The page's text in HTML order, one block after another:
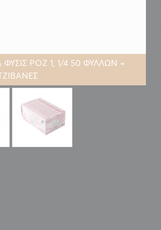
ΡΟΖ 1, 1/4 50 ΦΥΛΛΩΝ +